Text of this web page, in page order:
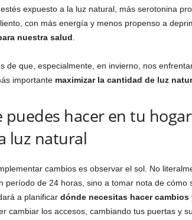
expuesto a la luz natural, más serotonina
con más energía y menos propenso a
nuestra salud
de que, especialmente, en invierno, nos
importante maximizar la cantidad de luz
puedes hacer en tu
luz natural
cambios es observar el sol. No
período de 24 horas, sino a tomar nota de cómo
a planificar dónde necesitas hacer cambios
cambiar los accesos, cambiando tus puertas y